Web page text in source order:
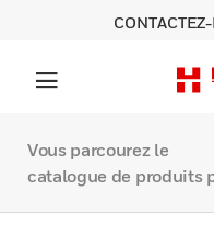
Vous parcourez le
catalogue de produits